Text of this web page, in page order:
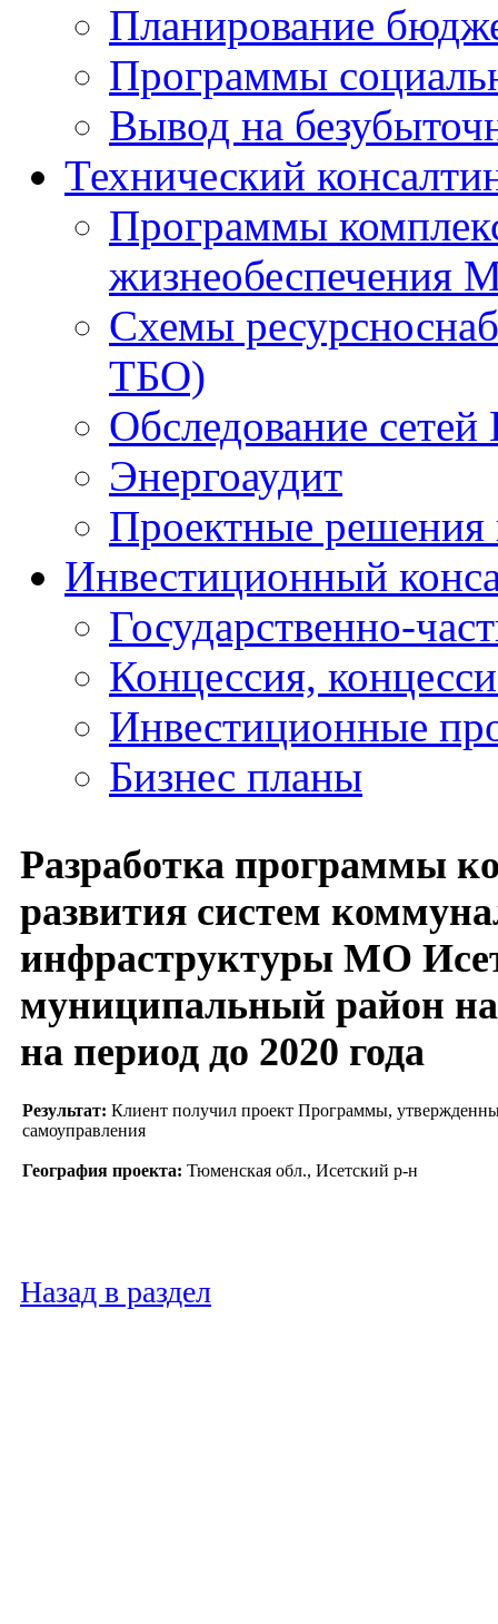
Планирование
Программы
Вывод на
Технический
Программы
жизнеобеспечения
Схемы
ТБО)
Обследование
Энергоаудит
Проектные решения
Инвестиционный
Государственно-
Концессия,
Инвестиционные
Бизнес планы
Разработка программы
развития систем
инфраструктуры МО
муниципальный район на
на период до 2020 года
Результат: Клиент получил проект Программы,
самоуправления
География проекта: Тюменская обл., Исетский р-н
Назад в раздел